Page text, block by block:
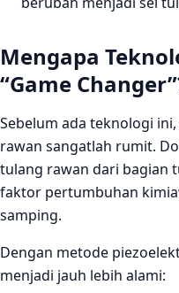
Mengapa
“Game
Sebelum ada teknologi
rawan sangatlah rumit.
tulang rawan dari bagian
faktor pertumbuhan
samping.
Dengan metode
menjadi jauh lebih alami: